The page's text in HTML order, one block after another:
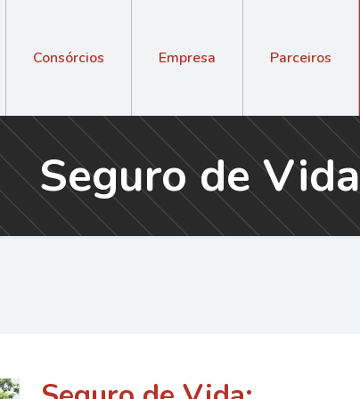
Consórcios Empresa Parceiros
Seguro de Vida